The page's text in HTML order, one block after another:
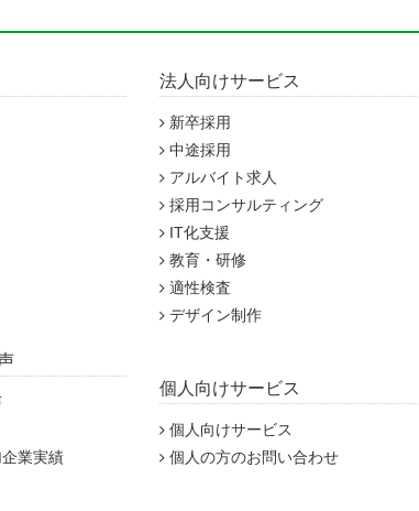
業実績
法人向けサービス
新卒採用
中途採用
アルバイト求人
採用コンサルティング
IT化支援
教育・研修
適性検査
デザイン制作
個人向けサービス
個人向けサービス
個人の方のお問い合わせ